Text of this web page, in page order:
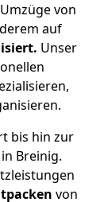
von
auf
Unser
bis hin zur
Breinig.
von